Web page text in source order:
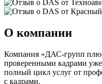
О компании
Компания «ДАС-групп
проверенными кадрами
полный цикл услуг от
с кадрами.